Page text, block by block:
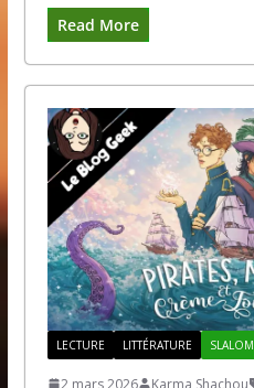
Read More
LECTURE LITTÉRATURE SLALOM
2 mars 2026 Karma Shachou